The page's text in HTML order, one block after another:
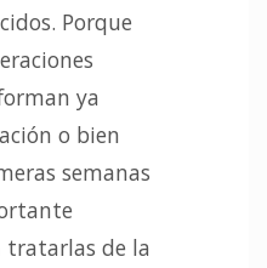
Porque
ya
o bien
semanas
tratarlas de la